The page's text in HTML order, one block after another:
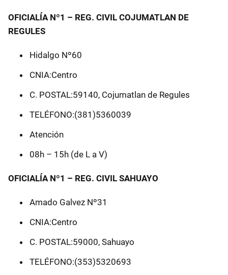
OFICIALÍA Nº1 – REG. CIVIL COJUMATLAN DE
REGULES
Hidalgo Nº60
CNIA:Centro
C. POSTAL:59140, Cojumatlan de Regules
TELÉFONO:(381)5360039
Atención
08h – 15h (de L a V)
OFICIALÍA Nº1 – REG. CIVIL SAHUAYO
Amado Galvez Nº31
CNIA:Centro
C. POSTAL:59000, Sahuayo
TELÉFONO:(353)5320693